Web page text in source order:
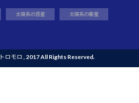
太陽系の惑星 太陽系の衛星
トロモロ , 2017 All Rights Reserved.